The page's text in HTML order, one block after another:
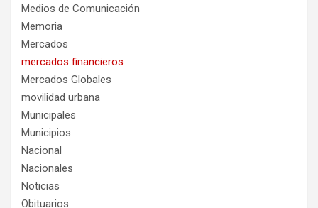
Medios de Comunicación
Memoria
Mercados
mercados financieros
Mercados Globales
movilidad urbana
Municipales
Municipios
Nacional
Nacionales
Noticias
Obituarios